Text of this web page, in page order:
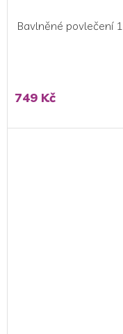
Bavlněné povlečení
produktu
5,0
749 Kč